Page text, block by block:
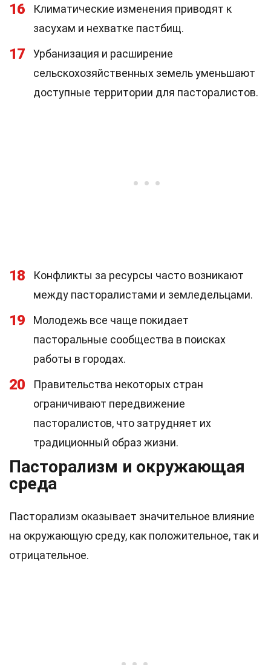
16
Климатические изменения приводят к
засухам и нехватке пастбищ.
17
Урбанизация и расширение
сельскохозяйственных земель уменьшают
доступные территории для пасторалистов.
18
Конфликты за ресурсы часто возникают
между пасторалистами и земледельцами.
19
Молодежь все чаще покидает
пасторальные сообщества в поисках
работы в городах.
20
Правительства некоторых стран
ограничивают передвижение
пасторалистов, что затрудняет их
традиционный образ жизни.
Пасторализм и окружающая
среда
Пасторализм оказывает значительное влияние
на окружающую среду, как положительное, так и
отрицательное.